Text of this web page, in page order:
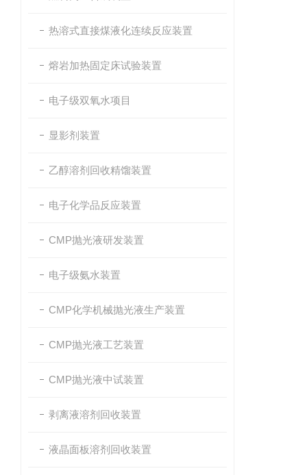
热溶式直接煤液化连续反应装置
熔岩加热固定床试验装置
电子级双氧水项目
显影剂装置
乙醇溶剂回收精馏装置
电子化学品反应装置
CMP抛光液研发装置
电子级氨水装置
CMP化学机械抛光液生产装置
CMP抛光液工艺装置
CMP抛光液中试装置
剥离液溶剂回收装置
液晶面板溶剂回收装置